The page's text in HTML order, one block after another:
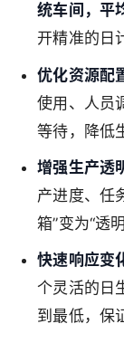
统车间，平
开精准的日
优化资源配
使用、人员
等待，降低
增强生产透
产进度、任
箱”变为“透明
快速响应变
个灵活的日
到最低，保